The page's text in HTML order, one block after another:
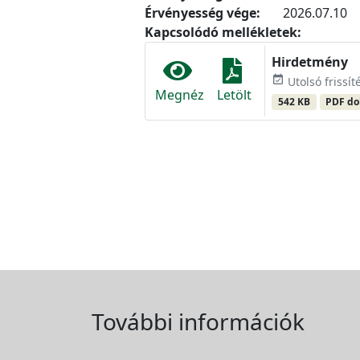
Érvényesség vége:
2026.07.10
Kapcsolódó mellékletek:
Megnéz Letölt
Hirdetmény
event_available Utolsó
542 KB PDF
További információk